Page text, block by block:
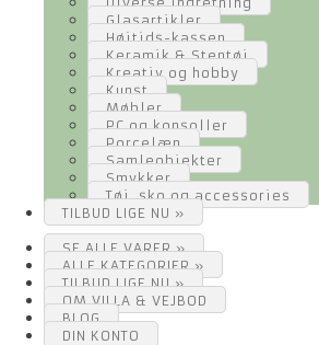
Glasartikler
Højtids-kassen
Keramik & Stentøj
Kreativ og hobby
Kunst
Møbler
PC og konsoller
Porcelæn
Samleobjekter
Smykker
Tøj, sko og accessories
TILBUD LIGE NU »
SE ALLE VARER »
ALLE KATEGORIER »
TILBUD LIGE NU »
OM VILLA & VEJBOD
BLOG
DIN KONTO